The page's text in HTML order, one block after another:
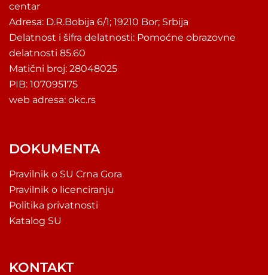
centar
Adresa: D.R.Bobija 6/1; 19210 Bor; Srbija
Delatnost i šifra delatnosti: Pomoćne obrazovne
delatnosti 85.60
Matični broj: 28048025
PIB: 107095175
web adresa: okc.rs
DOKUMENTA
Pravilnik o SU Crna Gora
Pravilnik o licenciranju
Politika privatnosti
Katalog SU
KONTAKT